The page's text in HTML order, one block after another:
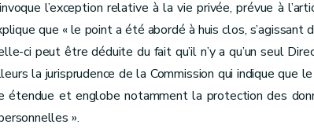
l’exception relative à la vie privée, prévue à
que « le point a été abordé à huis clos, s’agissant
ci peut être déduite du fait qu’il n’y a qu’un seul
la jurisprudence de la Commission qui indique que
étendue et englobe notamment la protection des
».